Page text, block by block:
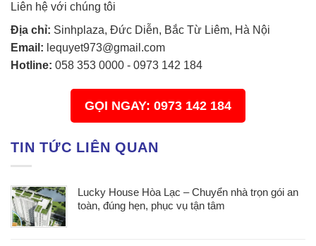
Liên hệ với chúng tôi
Địa chỉ: Sinhplaza, Đức Diễn, Bắc Từ Liêm, Hà Nội
Email: lequyet973@gmail.com
Hotline: 058 353 0000 - 0973 142 184
GỌI NGAY: 0973 142 184
TIN TỨC LIÊN QUAN
Lucky House Hòa Lạc – Chuyển nhà trọn gói an
toàn, đúng hẹn, phục vụ tận tâm